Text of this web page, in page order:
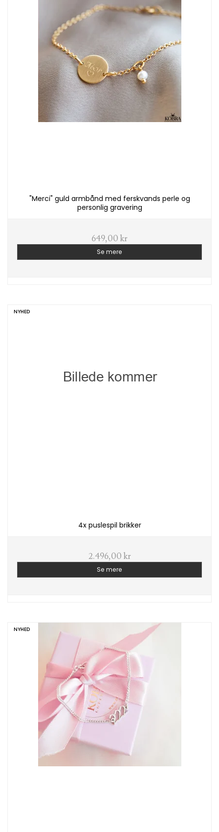
"Merci" guld armbånd med ferskvands perle og
personlig gravering
649,00 kr
Se mere
NYHED
4x puslespil brikker
2.496,00 kr
Se mere
NYHED